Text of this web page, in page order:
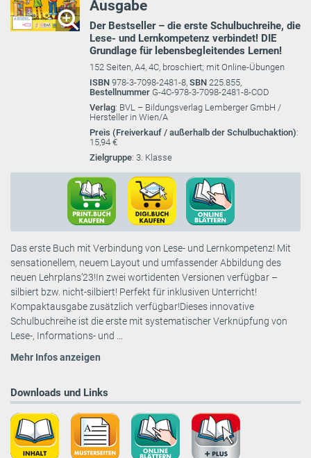
Ausgabe
Der Bestseller – die erste Schulbuchreihe, die
Lese- und Lernkompetenz verbindet! DIE
Grundlage für lebensbegleitendes Lernen!
152 Seiten, A4, 4C, broschiert; mit Online-Übungen
ISBN 978-3-7098-2481-8, SBN 225.855,
Bestellnummer G-4C-978-3-7098-2481-8-COD
Verlag: BVL – Bildungsverlag Lemberger GmbH /
Hersteller in Wien/A
Preis (Freiverkauf / außerhalb der Schulbuchaktion):
15,94 €
Zielgruppe: 3. Klasse
Das erste Buch mit Verbindung von Lese- und Lernkompetenz! Mit
sensationellem, neuem Layout und umfassender Abbildung des
neuen Lehrplans’23!In zwei wortidenten Versionen verfügbar –
silbiert bzw. nicht-silbiert! Perfekt für inklusiven Unterricht!
Kompaktausgabe zusätzlich verfügbar!Dieses innovative
Schulbuchreihe ist die erste mit systematischer Verknüpfung von
Lese-, Informations- und ...
Mehr Infos anzeigen
Downloads und Links